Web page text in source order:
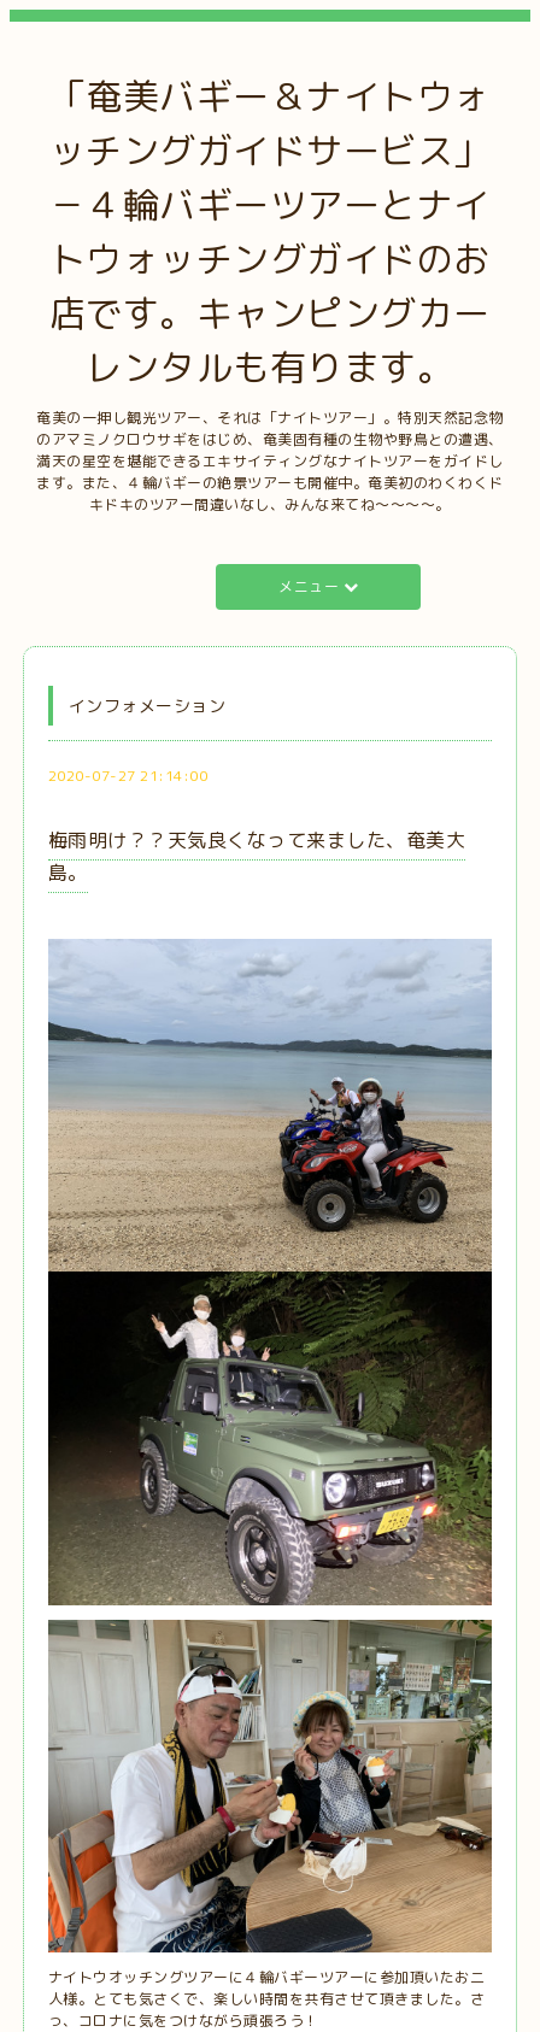
「奄美バギー＆ナイトウォ
ッチングガイドサービス」
－４輪バギーツアーとナイ
トウォッチングガイドのお
店です。キャンピングカー
レンタルも有ります。
奄美の一押し観光ツアー、それは「ナイトツアー」。特別天然記念物
のアマミノクロウサギをはじめ、奄美固有種の生物や野鳥との遭遇、
満天の星空を堪能できるエキサイティングなナイトツアーをガイドし
ます。また、４輪バギーの絶景ツアーも開催中。奄美初のわくわくド
キドキのツアー間違いなし、みんな来てね～～～～。
メニュー
インフォメーション
2020-07-27 21:14:00
梅雨明け？？天気良くなって来ました、奄美大
島。
ナイトウオッチングツアーに４輪バギーツアーに参加頂いたお二
人様。とても気さくで、楽しい時間を共有させて頂きました。さ
っ、コロナに気をつけながら頑張ろう！